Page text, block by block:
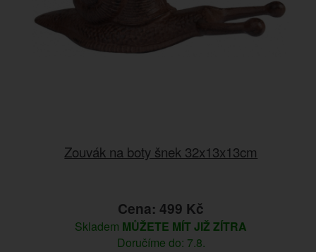
Zouvák na boty šnek 32x13x13cm
Cena: 499 Kč
Skladem MŮŽETE MÍT JIŽ ZÍTRA
Doručíme do: 7.8.